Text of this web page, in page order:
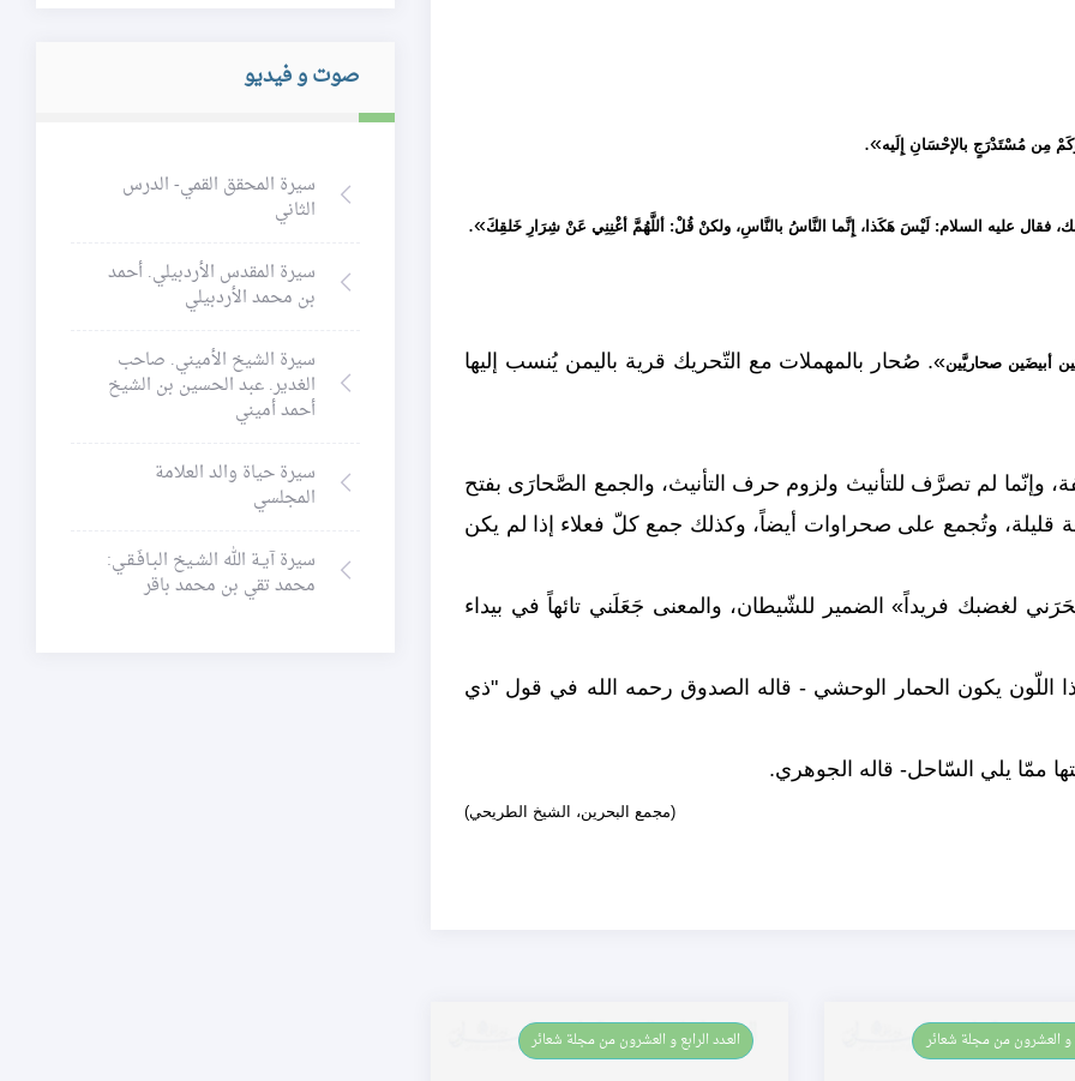
مِن مُسْتَدْرَجٍ بالإحْسَانِ إِلَيه».
فقال عليه السلام: لَيْسَ هَكَذا، إِنَّما النَّاسُ بالنَّاسِ، ولكنْ قُلْ: أللَّهُمَّ أغْنِنِي عَنْ شِرَارِ خَلقِكَ».
أبيضَين صحاريَّين». صُحار بالمهملات مع التّحريك قرية باليمن يُنسب إليها
وإنّما لم تصرَّف للتأنيث ولزوم حرف التأنيث، والجمع الصَّحارَى بفتح
قليلة، وتُجمع على صحراوات أيضاً، وكذلك جمع كلّ فعلاء إذا لم يكن
لغضبك فريداً» الضمير للشّيطان، والمعنى جَعَلَني تائهاً في بيداء
اللّون يكون الحمار الوحشي - قاله الصدوق رحمه الله في قول "ذي
ممّا يلي السّاحل- قاله الجوهري.
(مجمع البحرين، الشيخ الطريحي)
و العشرون من مجلة شعائر العـدد الرابع و العشرون من مجلة شعائر
صوت و فيديو
سيرة المحقق القمي- الدرس
الثاني
سيرة المقدس الأردبيلي. أحمد
بن محمد الأردبيلي
سيرة الشيخ الأميني. صاحب
الغدير. عبد الحسين بن الشيخ
أحمد أميني
سيرة حياة والد العلامة
المجلسي
سيرة آيـة الله الشـيخ البـافَـقـي:
محمد تقي بن محمد باقر